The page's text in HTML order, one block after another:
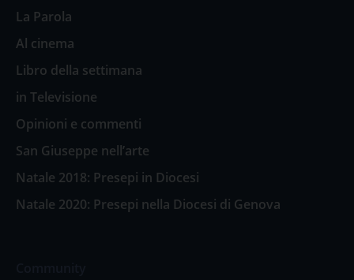
La Parola
Al cinema
Libro della settimana
in Televisione
Opinioni e commenti
San Giuseppe nell’arte
Natale 2018: Presepi in Diocesi
Natale 2020: Presepi nella Diocesi di Genova